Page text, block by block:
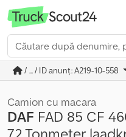
/ ... / ID anunț: A219-10-558
Camion cu macara
DAF FAD 85 CF